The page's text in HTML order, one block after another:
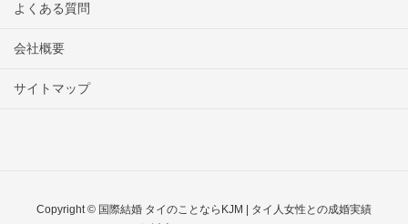
よくある質問
会社概要
サイトマップ
Copyright © 国際結婚 タイのことならKJM | タイ人女性との成婚実績